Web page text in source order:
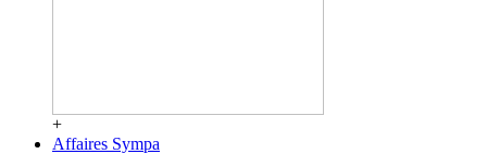
+
Affaires Sympa